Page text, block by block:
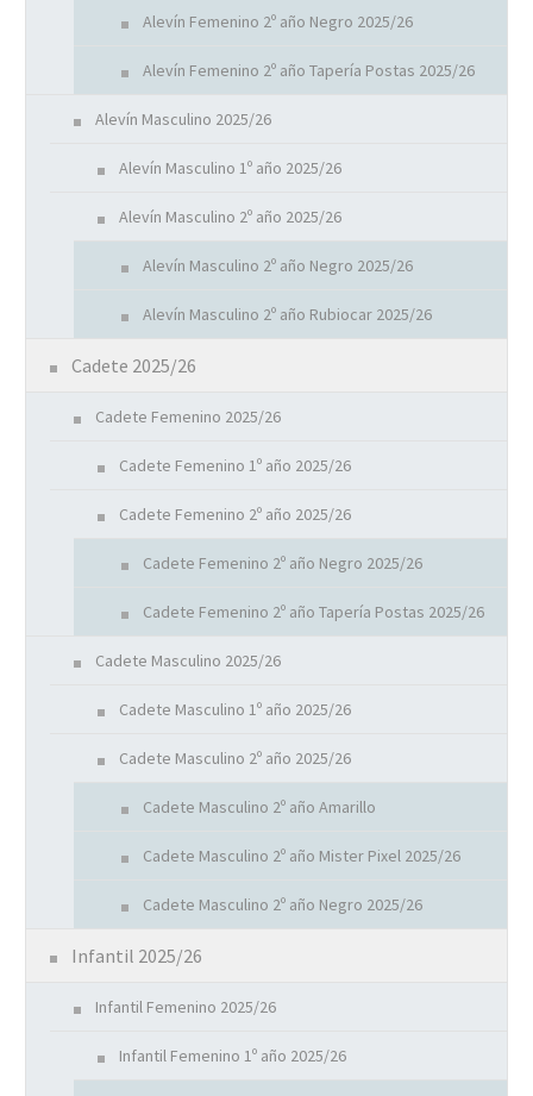
Alevín Femenino 2º año Negro 2025/26
Alevín Femenino 2º año Tapería Postas 2025/26
Alevín Masculino 2025/26
Alevín Masculino 1º año 2025/26
Alevín Masculino 2º año 2025/26
Alevín Masculino 2º año Negro 2025/26
Alevín Masculino 2º año Rubiocar 2025/26
Cadete 2025/26
Cadete Femenino 2025/26
Cadete Femenino 1º año 2025/26
Cadete Femenino 2º año 2025/26
Cadete Femenino 2º año Negro 2025/26
Cadete Femenino 2º año Tapería Postas 2025/26
Cadete Masculino 2025/26
Cadete Masculino 1º año 2025/26
Cadete Masculino 2º año 2025/26
Cadete Masculino 2º año Amarillo
Cadete Masculino 2º año Mister Pixel 2025/26
Cadete Masculino 2º año Negro 2025/26
Infantil 2025/26
Infantil Femenino 2025/26
Infantil Femenino 1º año 2025/26